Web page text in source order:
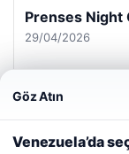
Prenses Night
29/04/2026
kullanıyoruz.Çerez
Göz Atın
Venezuela’da